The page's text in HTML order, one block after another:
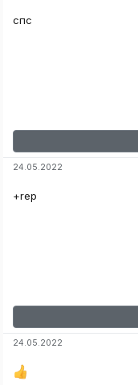
спс
24.05.2022
+rep
24.05.2022